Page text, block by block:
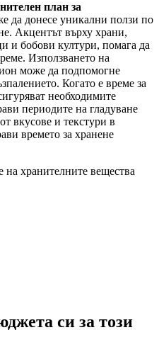
план за
да донесе уникални ползи по
Акцентът върху храни,
и бобови култури, помага да
Използването на
може да подпомогне
Когато е време за
необходимите
периодите на гладуване
вкусове и текстури в
времето за хранене
на хранителните вещества
си за този